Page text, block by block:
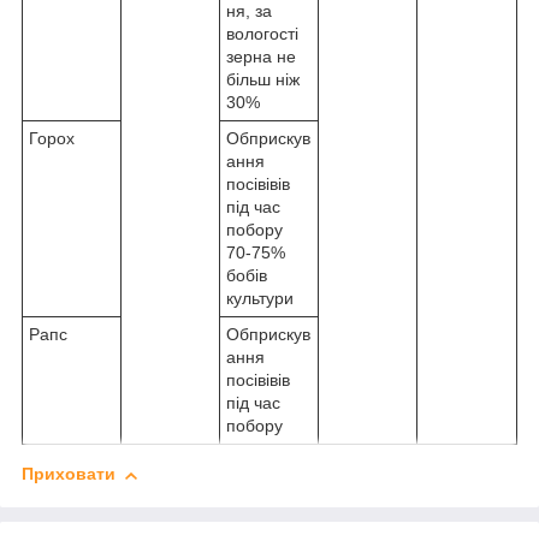
ня, за
вологості
зерна не
більш ніж
30%
Горох
Обприскув
ання
посівівів
під час
побору
70-75%
бобів
культури
Рапс
Обприскув
ання
посівівів
під час
побору
Приховати